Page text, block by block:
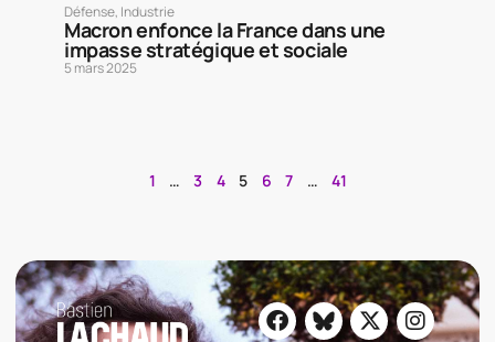
Défense, Industrie
Macron enfonce la France dans une
impasse stratégique et sociale
5 mars 2025
1 … 3 4 5 6 7 … 41